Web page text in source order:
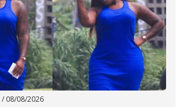
/ 08/08/2026